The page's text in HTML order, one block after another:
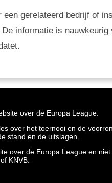
een gerelateerd bedrijf of
informatie is
over de Europa League.
over het toernooi en de
stand en de uitslagen.
over de Europa League en
KNVB.